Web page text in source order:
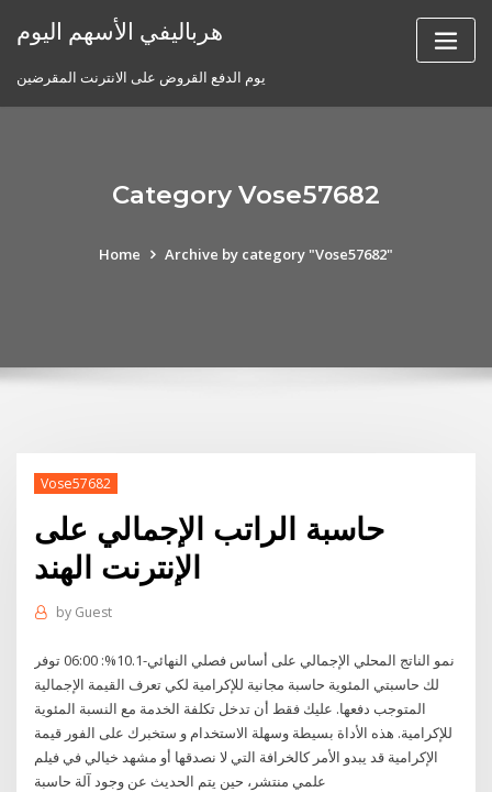
هرباليفي الأسهم اليوم
يوم الدفع القروض على الانترنت المقرضين
Category Vose57682
Home Archive by category "Vose57682"
Vose57682
حاسبة الراتب الإجمالي على
الإنترنت الهند
by Guest
نمو الناتج المحلي الإجمالي على أساس فصلي النهائي-10.1%: 06:00 توفر
لك حاسبتي المئوية حاسبة مجانية للإكرامية لكي تعرف القيمة الإجمالية
المتوجب دفعها. عليك فقط أن تدخل تكلفة الخدمة مع النسبة المئوية
للإكرامية. هذه الأداة بسيطة وسهلة الاستخدام و ستخبرك على الفور قيمة
الإكرامية قد يبدو الأمر كالخرافة التي لا نصدقها أو مشهد خيالي في فيلم
علمي منتشر، حين يتم الحديث عن وجود آلة حاسبة